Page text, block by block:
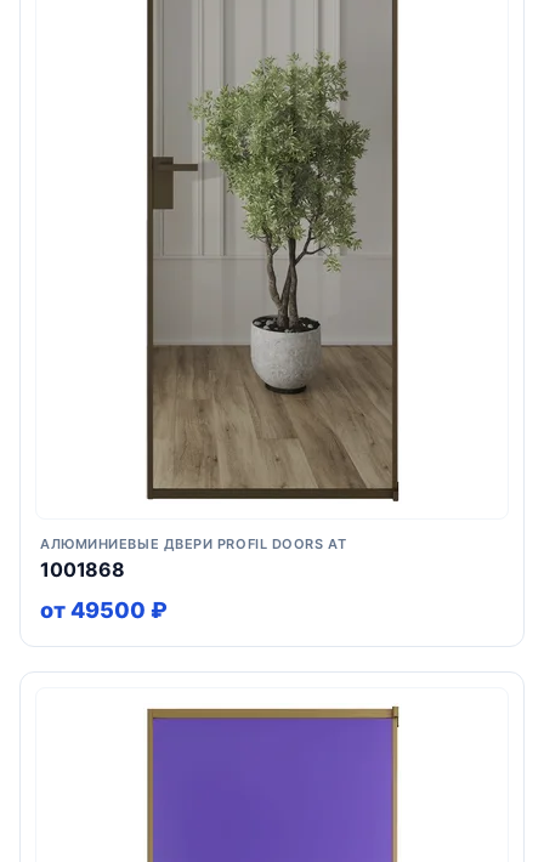
АЛЮМИНИЕВЫЕ ДВЕРИ PROFIL DOORS AT
1001868
от 49500 ₽